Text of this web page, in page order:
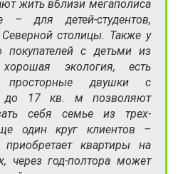
жить вблизи мегаполиса
– для детей-студентов,
столицы. Также у
с детьми из
экология, есть
просторные двушки с
до 17 кв. м позволяют
себя семье из трех-
один круг клиентов –
квартиры на
через год-полтора может